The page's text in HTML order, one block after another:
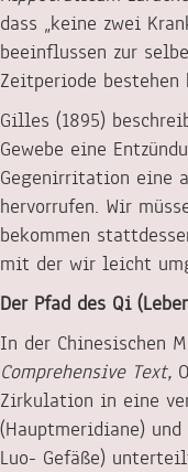
dass „keine zwei
beeinflussen zur
Zeitperiode bestehen
Gilles (1895)
Gewebe eine
Gegenirritation eine
hervorrufen. Wir
bekommen
mit der wir leicht
Der Pfad des Qi
In der Chinesischen
Comprehensive Text,
Zirkulation in eine
(Hauptmeridiane)
Luo- Gefäße)